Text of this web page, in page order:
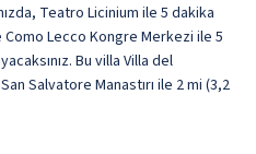
Teatro Licinium ile 5 dakika
Lecco Kongre Merkezi ile 5
Bu villa Villa del
Salvatore Manastırı ile 2 mi (3,2